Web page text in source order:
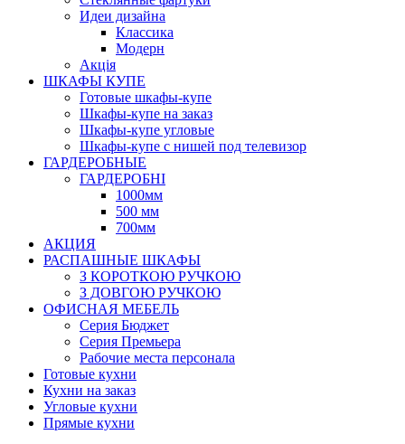
Идеи дизайна
Класcика
Модерн
Акція
ШКАФЫ КУПЕ
Готовые шкафы-купе
Шкафы-купе на заказ
Шкафы-купе угловые
Шкафы-купе с нишей под телевизор
ГАРДЕРОБНЫЕ
ГАРДЕРОБНІ
1000мм
500 мм
700мм
АКЦИЯ
РАСПАШНЫЕ ШКАФЫ
З КОРОТКОЮ РУЧКОЮ
З ДОВГОЮ РУЧКОЮ
ОФИСНАЯ МЕБЕЛЬ
Серия Бюджет
Серия Премьера
Рабочие места персонала
Готовые кухни
Кухни на заказ
Угловые кухни
Прямые кухни